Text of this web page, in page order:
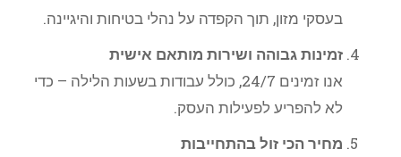
בעסקי מזון, תוך הקפדה על נהלי בטיחות והיגיינה.
זמינות גבוהה ושירות מותאם אישית
אנו זמינים 24/7, כולל עבודות בשעות הלילה – כדי
לא להפריע לפעילות העסק.
מחיר הכי זול בהתחייבות